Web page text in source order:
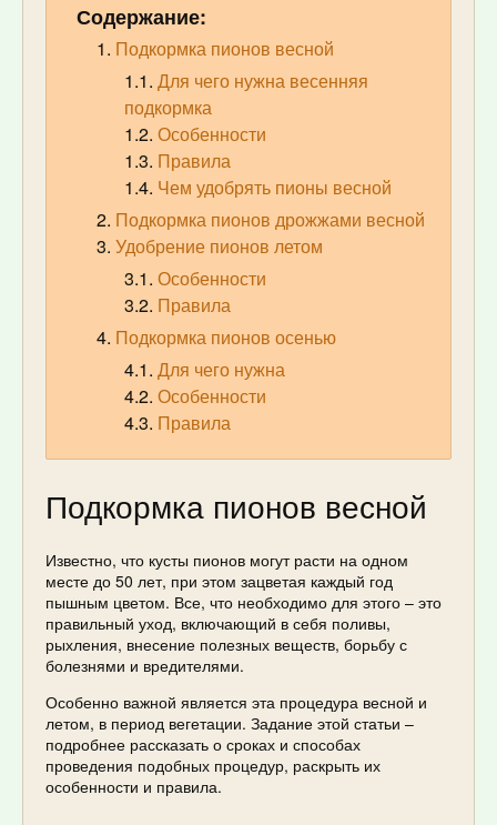
Содержание:
Подкормка пионов весной
Для чего нужна весенняя
подкормка
Особенности
Правила
Чем удобрять пионы весной
Подкормка пионов дрожжами весной
Удобрение пионов летом
Особенности
Правила
Подкормка пионов осенью
Для чего нужна
Особенности
Правила
Подкормка пионов весной
Известно, что кусты пионов могут расти на одном
месте до 50 лет, при этом зацветая каждый год
пышным цветом. Все, что необходимо для этого – это
правильный уход, включающий в себя поливы,
рыхления, внесение полезных веществ, борьбу с
болезнями и вредителями.
Особенно важной является эта процедура весной и
летом, в период вегетации. Задание этой статьи –
подробнее рассказать о сроках и способах
проведения подобных процедур, раскрыть их
особенности и правила.